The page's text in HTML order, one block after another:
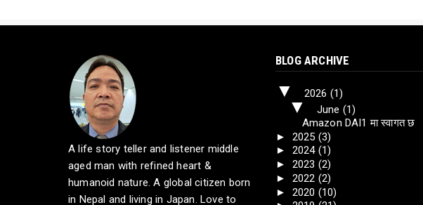
A life story teller and listener middle
aged man with refined heart &
humanoid nature. A global citizen born
in Nepal and living in Japan. Love to
BLOG ARCHIVE
▼ 2026 (1)
▼ June (1)
Amazon DAI1 मा स्वागत छ
► 2025 (3)
► 2024 (1)
► 2023 (2)
► 2022 (2)
► 2020 (10)